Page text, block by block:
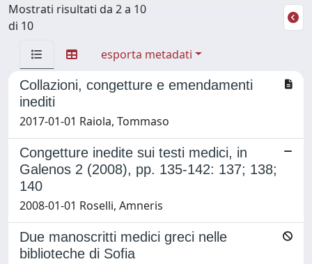
Mostrati risultati da 2 a 10
di 10
esporta metadati
Collazioni, congetture e emendamenti
inediti
2017-01-01 Raiola, Tommaso
Congetture inedite sui testi medici, in
Galenos 2 (2008), pp. 135-142: 137; 138;
140
2008-01-01 Roselli, Amneris
Due manoscritti medici greci nelle
biblioteche di Sofia